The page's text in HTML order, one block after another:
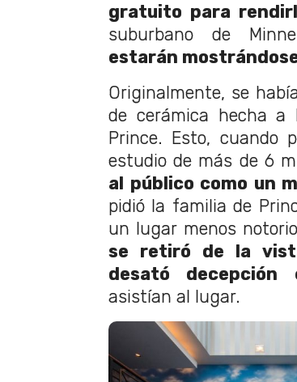
gratuito para
suburbano de
estarán
Originalmente, se
de cerámica hecha a
Prince. Esto, cuando
estudio de más de 6
al público como un
pidió la familia de
un lugar menos
se retiró de la
desató
asistían al lugar.